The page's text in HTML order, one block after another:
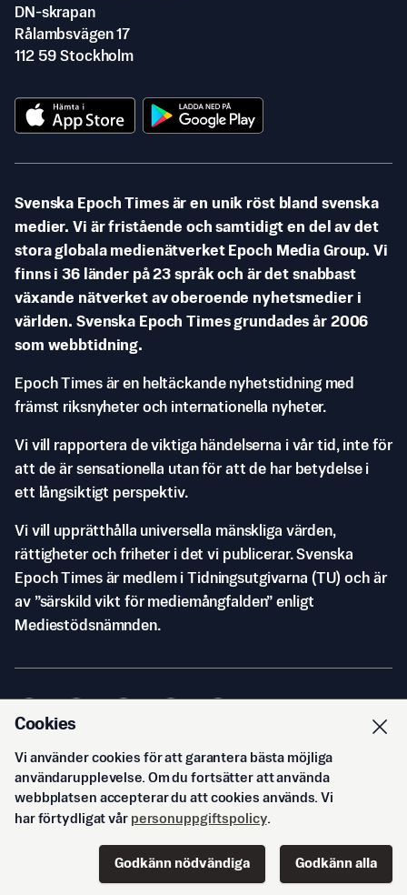
DN-skrapan
Rålambsvägen 17
112 59 Stockholm
Svenska Epoch Times är en unik röst bland svenska
medier. Vi är fristående och samtidigt en del av det
stora globala medienätverket Epoch Media Group. Vi
finns i 36 länder på 23 språk och är det snabbast
växande nätverket av oberoende nyhetsmedier i
världen. Svenska Epoch Times grundades år 2006
som webbtidning.
Epoch Times är en heltäckande nyhetstidning med
främst riksnyheter och internationella nyheter.
Vi vill rapportera de viktiga händelserna i vår tid, inte för
att de är sensationella utan för att de har betydelse i
ett långsiktigt perspektiv.
Vi vill upprätthålla universella mänskliga värden,
rättigheter och friheter i det vi publicerar. Svenska
Epoch Times är medlem i Tidningsutgivarna (TU) och är
av ”särskild vikt för mediemångfalden” enligt
Mediestödsnämnden.
© Svenska Epoch Times AB2026
Cookies
Vi använder cookies för att garantera bästa möjliga
användarupplevelse. Om du fortsätter att använda
webbplatsen accepterar du att cookies används. Vi
har förtydligat vår personuppgiftspolicy.
Godkänn nödvändiga Godkänn alla